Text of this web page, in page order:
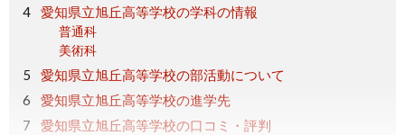
愛知県立旭丘高等学校の学科の情報
普通科
美術科
愛知県立旭丘高等学校の部活動について
愛知県立旭丘高等学校の進学先
愛知県立旭丘高等学校の口コミ・評判